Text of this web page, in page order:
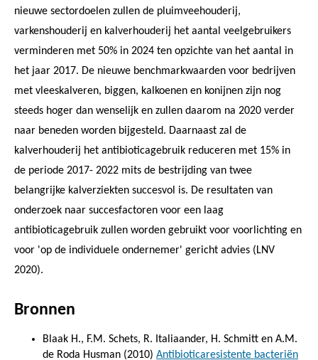
nieuwe sectordoelen zullen de pluimveehouderij,
varkenshouderij en kalverhouderij het aantal veelgebruikers
verminderen met 50% in 2024 ten opzichte van het aantal in
het jaar 2017. De nieuwe benchmarkwaarden voor bedrijven
met vleeskalveren, biggen, kalkoenen en konijnen zijn nog
steeds hoger dan wenselijk en zullen daarom na 2020 verder
naar beneden worden bijgesteld. Daarnaast zal de
kalverhouderij het antibioticagebruik reduceren met 15% in
de periode 2017- 2022 mits de bestrijding van twee
belangrijke kalverziekten succesvol is. De resultaten van
onderzoek naar succesfactoren voor een laag
antibioticagebruik zullen worden gebruikt voor voorlichting en
voor 'op de individuele ondernemer' gericht advies (LNV
2020).
Bronnen
Blaak H., F.M. Schets, R. Italiaander, H. Schmitt en A.M.
de Roda Husman (2010) Antibioticaresistente bacteriën